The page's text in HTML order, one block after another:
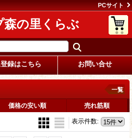
PCサイト
の里くらぶ
録はこちら お問い合せ
一覧
価格の安い順 売れ筋順
表示件数: